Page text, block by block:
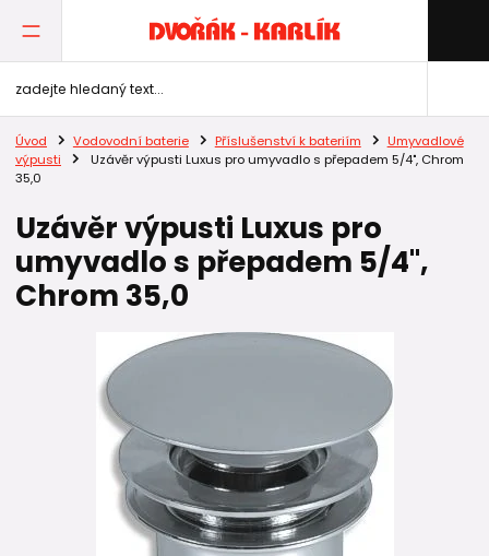
Úvod Vodovodní baterie Příslušenství k bateriím
Umyvadlové
výpusti
Uzávěr výpusti Luxus pro umyvadlo s přepadem 5/4", Chrom
35,0
Uzávěr výpusti Luxus pro
umyvadlo s přepadem 5/4",
Chrom 35,0